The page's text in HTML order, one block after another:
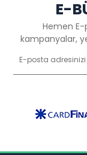
E-
Hemen
kampanyalar,